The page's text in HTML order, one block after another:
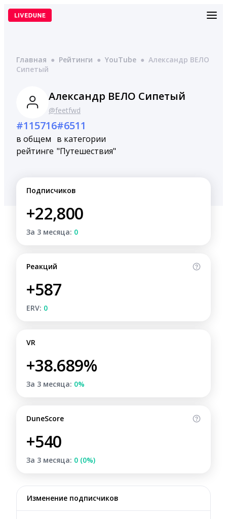
Перейти
Главная ● Рейтинги ● YouTube ● Александр ВЕЛО
Сипетый
Александр ВЕЛО Сипетый
@feetfwd
#115716
в общем
рейтинге
#6511
в категории
"Путешествия"
Подписчиков
+22,800
За 3 месяца: 0
Реакций
+587
ERV: 0
VR
+38.689%
За 3 месяца: 0%
DuneScore
+540
За 3 месяца: 0 (0%)
Изменение подписчиков